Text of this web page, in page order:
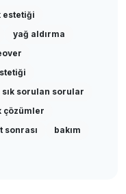
estetiği
yağ aldırma
sık sorulan sorular
çözümler
sonrası
bakım